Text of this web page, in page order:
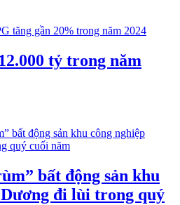
tỷ trong năm
bất động sản khu
đi lùi trong quý